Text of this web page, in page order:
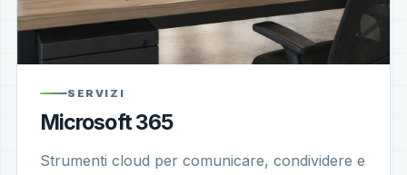
SERVIZI
Microsoft 365
Strumenti cloud per comunicare, condividere e